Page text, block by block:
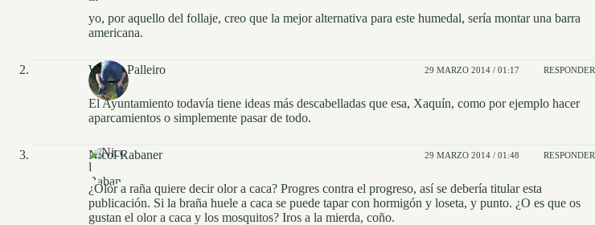
yo, por aquello del follaje, creo que la mejor alternativa para este humedal, sería montar una barra
americana.
Wilson Palleiro 29 MARZO 2014 / 01:17 RESPONDER
El Ayuntamiento todavía tiene ideas más descabelladas que esa, Xaquín, como por ejemplo hacer
aparcamientos o simplemente pasar de todo.
Nicol Rabaner 29 MARZO 2014 / 01:48 RESPONDER
¿Olor a raña quiere decir olor a caca? Progres contra el progreso, así se debería titular esta
publicación. Si la braña huele a caca se puede tapar con hormigón y loseta, y punto. ¿O es que os
gustan el olor a caca y los mosquitos? Iros a la mierda, coño.